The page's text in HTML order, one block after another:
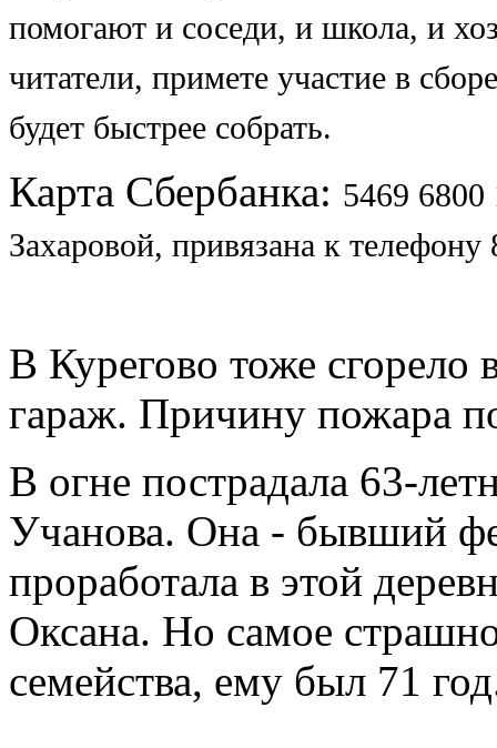
помогают и соседи, и школа, и
читатели, примете участие в
будет быстрее собрать.
Карта Сбербанка: 5469
Захаровой, привязана к
В Курегово тоже сгорело
гараж. Причину пожара
В огне пострадала 63-
Учанова. Она - бывший
проработала в этой
Оксана. Но самое
семейства, ему был 71